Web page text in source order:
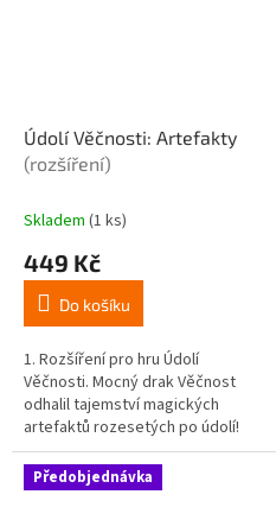
Údolí Věčnosti: Artefakty
(rozšíření)
Skladem (1 ks)
449 Kč
Do košíku
1. Rozšíření pro hru Údolí
Věčnosti. Mocný drak Věčnost
odhalil tajemství magických
artefaktů rozesetých po údolí!
Fantasy rozšíření Artefakty pro
oblíbenou strategickou...
Předobjednávka